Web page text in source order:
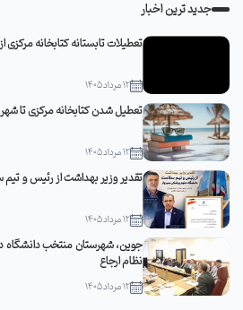
جدید ترین اخبار
تعطیلات تابستانه کتابخانه مرکزی از 13 مرداد تا 7 شهریور 1405
12 مرداد 1405
تعطیل شدن کتابخانه مرکزی تا
12 مرداد 1405
تقدیر وزیر بهداشت از رئیس و
12 مرداد 1405
جوین، شهرستان منتخب دانشگاه
نظام ارجاع
12 مرداد 1405